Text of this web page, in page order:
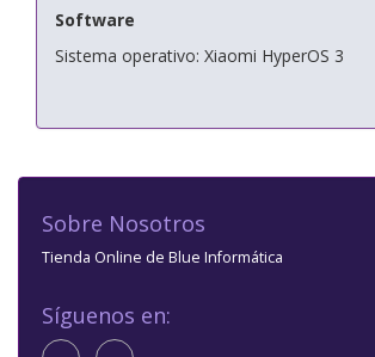
Software
Sistema operativo: Xiaomi HyperOS 3
Sobre Nosotros
Tienda Online de Blue Informática
Síguenos en: